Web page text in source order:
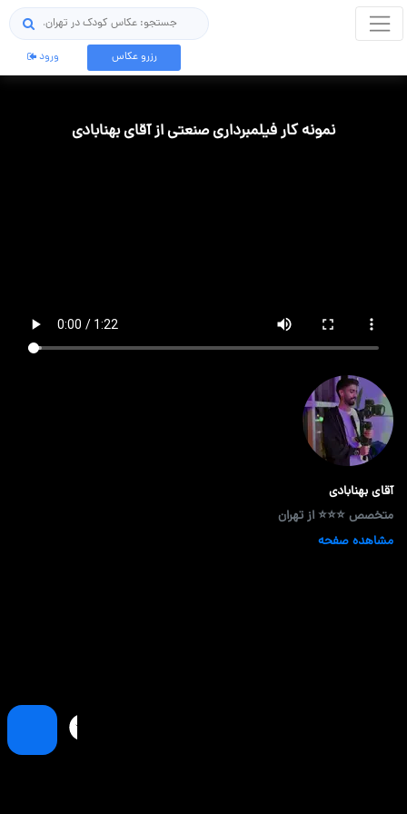
جستجو
رزرو عکاس ورود
نمونه کار فیلمبرداری صنعتی از آقای بهنابادی
آقای بهنابادی
متخصص ⭐⭐⭐ از تهران
مشاهده صفحه